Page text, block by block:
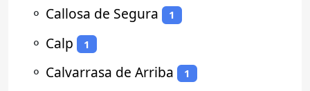
⚬ Callosa de Segura 1
⚬ Calp 1
⚬ Calvarrasa de Arriba 1